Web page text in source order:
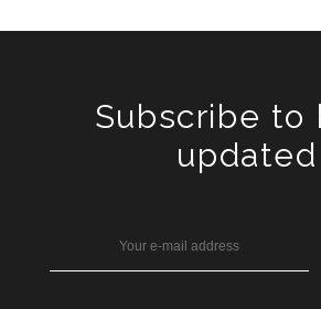
Subscribe to
updated